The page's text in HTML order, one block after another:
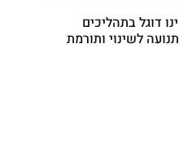
דוגל בתהליכים
לשינוי ותורמת